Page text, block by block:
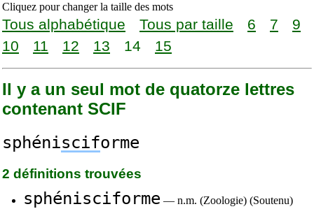
Cliquez pour changer la taille des mots
Tous alphabétique Tous par taille 6 7
9
10
11 12 13 14 15
Il y a un seul mot de quatorze lettres
contenant SCIF
sphénisciforme
2 définitions trouvées
sphénisciforme — n.m. (Zoologie) (Soutenu)